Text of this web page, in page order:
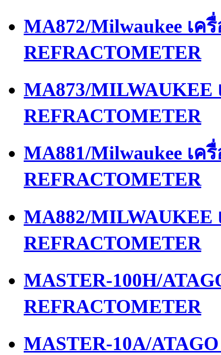
MA872/Milwaukee เค
REFRACTOMETER
MA873/MILWAUKEE
REFRACTOMETER
MA881/Milwaukee เค
REFRACTOMETER
MA882/
REFRACTOMETER
MASTER-100H/
REFRACTOMETER
MASTER-10A/